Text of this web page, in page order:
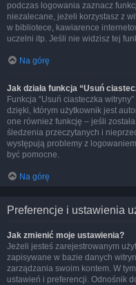
podczas logowania zaznacz
niezalecane, jeżeli korzystasz z
w bibliotece, kawiarence
uczelni itp. Jeśli nie widzisz tej
Na górę
Jak działa funkcja “Usuń
Funkcja “Usuń ciasteczka
dzięki, którym użytkownik jest
one również funkcję – jeśli
śledzenia przeczytanych i
występują problemy z
być pomocne.
Na górę
Preferencje i ustawienia
Jak zmienić moje ustawienia?
Jeżeli jesteś zarejestrowanym
zapisywane w bazie danych
zarządzania swoim kontem. W
ustawień i preferencji. Odnośnik